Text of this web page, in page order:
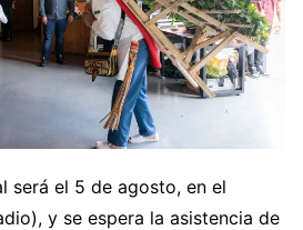
será el 5 de agosto, en el
y se espera la asistencia de